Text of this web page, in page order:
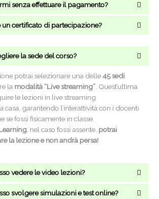
senza effettuare il pagamento?
un certificato di partecipazione?
la sede del corso?
potrai selezionare una delle45 sedi
la modalità “Live streaming”. Quest’ultima
le lezioni in live streaming
casa, garantendo l’interattività con i docenti
se fossi fisicamente in classe.
, nel caso fossi assente, potrai
la lezione e non andrà persa!
vedere le video lezioni?
svolgere simulazioni e test online?